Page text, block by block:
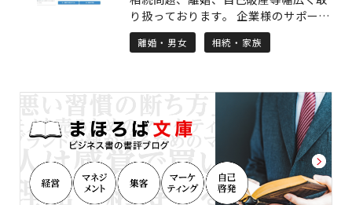
IT導入社内研修。経理や人事、総務な
どの業務を効率化し、経営者が本業に
集中できるようサポートするサービス
体の生産性向上を目指します。 □管理
会計 会計情報活用 経営分析、利益管
理、予実管理、原価管理、資金繰り管
理、 部門別損益管理、取引先別、商品
別損益管理。 リアルタイムデータを活
用してタイムリーな意思決定ができる
ようになります。次に、具体的な数値
しており、これに関しては業界最安値
を目指した料金設定とさせて頂いてお
ります！ その他の業務もご相談頂けば
承れるものもございますので、詳しく
お待ちしております。
り扱っております。 企業様のサポート
も行っておりますので、お困りのこと
がございましたら、是非ご相談くださ
司法修習50期
離婚・男女 相続・家族